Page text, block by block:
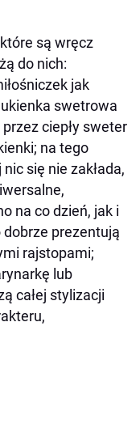
są wręcz
do nich:
jak
swetrowa
ciepły sweter
na tego
się nie zakłada,
na co dzień, jak i
prezentują
rajstopami;
lub
całej stylizacji